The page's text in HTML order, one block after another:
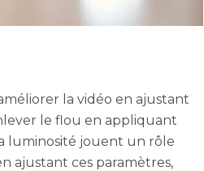
la vidéo en ajustant
le flou en appliquant
luminosité jouent un rôle
ajustant ces paramètres,